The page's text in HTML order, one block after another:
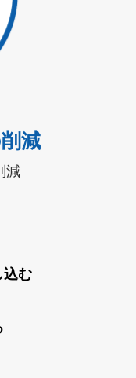
減
減
込む